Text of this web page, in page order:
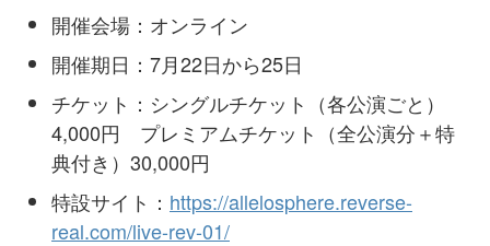
開催会場：オンライン
開催期日： 7月22日から25日
チケット：シングルチケット（各公演ごと）
4,000円 プレミアムチケット（全公演分＋特
典付き）30,000円
特設サイト： https://allelosphere.reverse-
real.com/live-rev-01/